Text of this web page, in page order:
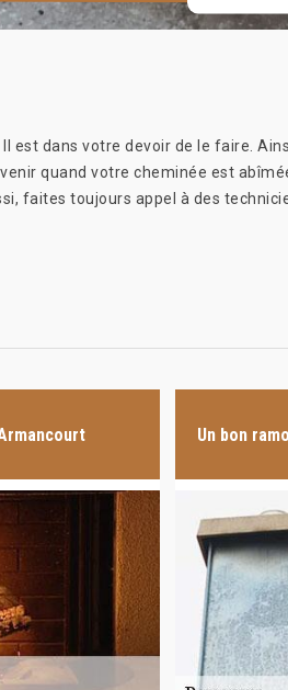
est dans votre devoir de le faire.
quand votre cheminée est
faites toujours appel à des
Un bon